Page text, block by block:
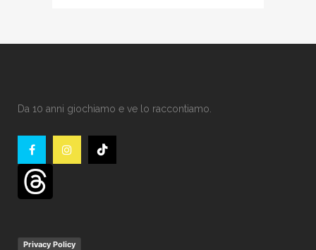
Da 10 anni giochiamo e ve lo raccontiamo.
Privacy Policy